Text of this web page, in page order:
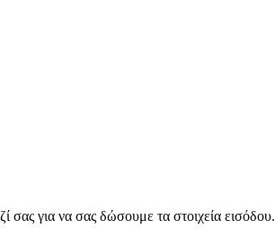
για να σας δώσουμε τα στοιχεία εισόδου.